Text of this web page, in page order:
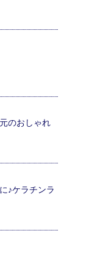
のおしゃれ
♪ケラチンラ